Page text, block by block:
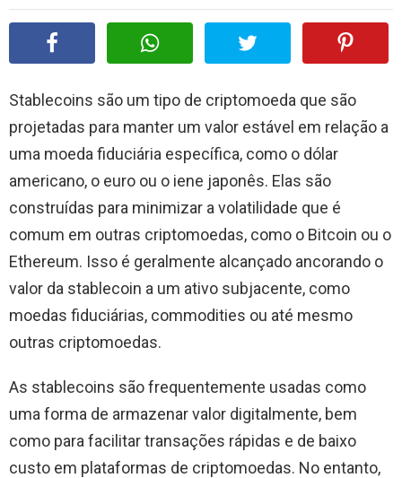
Stablecoins são um tipo de criptomoeda que são
projetadas para manter um valor estável em relação a
uma moeda fiduciária específica, como o dólar
americano, o euro ou o iene japonês. Elas são
construídas para minimizar a volatilidade que é
comum em outras criptomoedas, como o Bitcoin ou o
Ethereum. Isso é geralmente alcançado ancorando o
valor da stablecoin a um ativo subjacente, como
moedas fiduciárias, commodities ou até mesmo
outras criptomoedas.
As stablecoins são frequentemente usadas como
uma forma de armazenar valor digitalmente, bem
como para facilitar transações rápidas e de baixo
custo em plataformas de criptomoedas. No entanto,